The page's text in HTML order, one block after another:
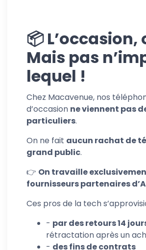
📦 L’occasion,
Mais pas
lequel !
Chez Macavenue, nos
d’occasion ne viennent pas
particuliers.
On ne fait aucun rachat de
grand public.
👉 On travaille
fournisseurs partenaires
Ces pros de la tech
- par des retours 14
rétractation après un
- des fins de contrats